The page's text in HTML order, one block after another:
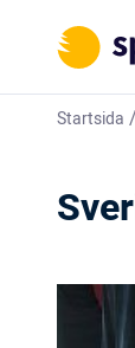
Startsida /